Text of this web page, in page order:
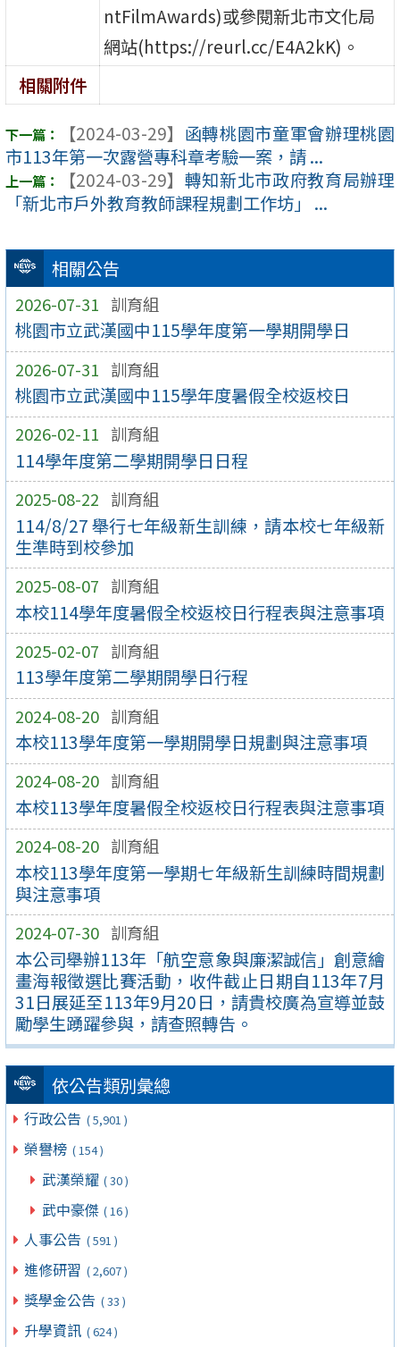
相關公告
2026-07-31 訓育組
桃園市立武漢國中115學年度第一學期開學日
2026-07-31 訓育組
桃園市立武漢國中115學年度暑假全校返校日
2026-02-11 訓育組
114學年度第二學期開學日日程
2025-08-22 訓育組
114/8/27 舉行七年級新生訓練，請本校七年級新
生準時到校參加
2025-08-07 訓育組
本校114學年度暑假全校返校日行程表與注意事項
2025-02-07 訓育組
113學年度第二學期開學日行程
2024-08-20 訓育組
本校113學年度第一學期開學日規劃與注意事項
2024-08-20 訓育組
本校113學年度暑假全校返校日行程表與注意事項
2024-08-20 訓育組
本校113學年度第一學期七年級新生訓練時間規劃
與注意事項
2024-07-30 訓育組
本公司舉辦113年「航空意象與廉潔誠信」創意繪
畫海報徵選比賽活動，收件截止日期自113年7月
31日展延至113年9月20日，請貴校廣為宣導並鼓
勵學生踴躍參與，請查照轉告。
依公告類別彙總
行政公告 ( 5,901 )
榮譽榜 ( 154 )
武漢榮耀 ( 30 )
武中豪傑 ( 16 )
人事公告 ( 591 )
進修研習 ( 2,607 )
獎學金公告 ( 33 )
升學資訊 ( 624 )
ntFilmAwards)或參閱新北市文化局
網站(https://reurl.cc/E4A2kK)。
相關附件
【2024-03-29】 函轉桃園市童軍會辦理桃園
市113年第一次露營專科章考驗一案，請 ...
【2024-03-29】 轉知新北市政府教育局辦理
「新北市戶外教育教師課程規劃工作坊」 ...